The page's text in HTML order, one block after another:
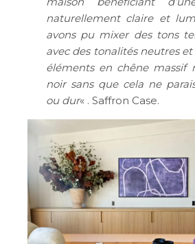
naturellement claire et
avons pu mixer des tons
avec des tonalités neutres
éléments en chêne massif
noir sans que cela ne
ou dur« . Saffron Case.